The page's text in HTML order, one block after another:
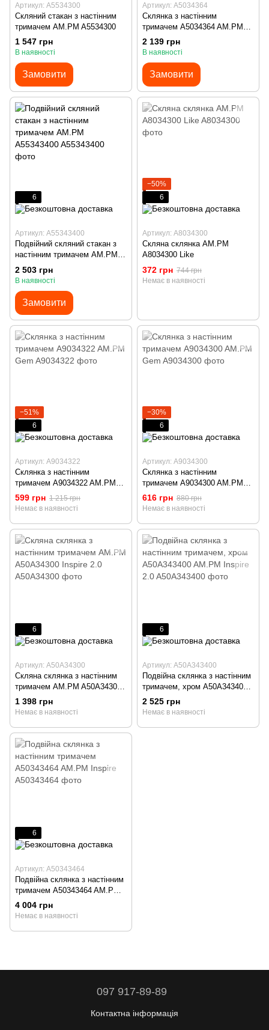
Артикул: A5534300
Скляний стакан з настінним
тримачем AM.PM A5534300
1 547 грн
В наявності
Замовити
Артикул: A5034364
Склянка з настінним
тримачем A5034364 AM.PM
Inspire
2 139 грн
В наявності
Замовити
6
Артикул: A55343400
Подвійний скляний стакан з
настінним тримачем AM.PM
A55343400
2 503 грн
В наявності
Замовити
−50%
6
Артикул: A8034300
Скляна склянка AM.PM
A8034300 Like
372 грн 744 грн
Немає в наявності
−51%
6
Артикул: A9034322
Склянка з настінним
тримачем A9034322 AM.PM
Gem
599 грн 1 215 грн
Немає в наявності
−30%
6
Артикул: A9034300
Склянка з настінним
тримачем A9034300 AM.PM
Gem
616 грн 880 грн
Немає в наявності
6
Артикул: A50A34300
Скляна склянка з настінним
тримачем AM.PM A50A34300
Inspire 2.0
1 398 грн
Немає в наявності
6
Артикул: A50A343400
Подвійна склянка з настінним
тримачем, хром A50A343400
AM.PM Inspire 2.0
2 525 грн
Немає в наявності
6
Артикул: A50343464
Подвійна склянка з настінним
тримачем A50343464 AM.PM
Inspire
4 004 грн
Немає в наявності
097 917-89-89
Контактна інформація